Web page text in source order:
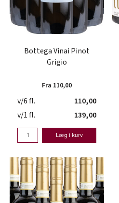
Bottega Vinai Pinot
Grigio
Fra 110,00
v/6 fl.
110,00
v/1 fl.
139,00
Læg i kurv